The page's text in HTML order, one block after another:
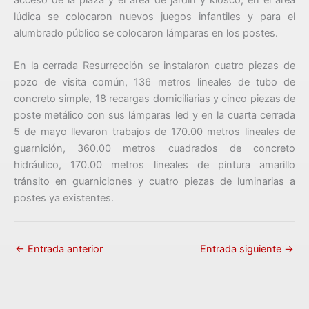
lúdica se colocaron nuevos juegos infantiles y para el
alumbrado público se colocaron lámparas en los postes.
En la cerrada Resurrección se instalaron cuatro piezas de
pozo de visita común, 136 metros lineales de tubo de
concreto simple, 18 recargas domiciliarias y cinco piezas de
poste metálico con sus lámparas led y en la cuarta cerrada
5 de mayo llevaron trabajos de 170.00 metros lineales de
guarnición, 360.00 metros cuadrados de concreto
hidráulico, 170.00 metros lineales de pintura amarillo
tránsito en guarniciones y cuatro piezas de luminarias a
postes ya existentes.
← Entrada anterior Entrada siguiente →